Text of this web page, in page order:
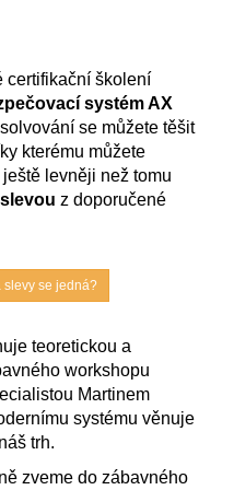
certifikační školení
systém AX
se můžete těšit
kterému můžete
levněji než tomu
z doporučené
slevy se jedná?
teoretickou a
workshopu
Martinem
systému věnuje
trh.
zveme do zábavného